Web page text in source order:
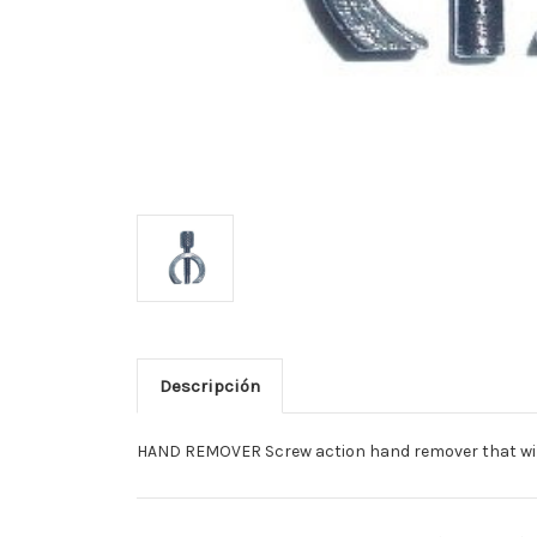
Descripción
HAND REMOVER Screw action hand remover that